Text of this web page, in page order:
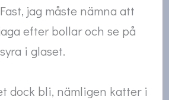
jag måste nämna att
efter bollar och se på
i glaset.
dock bli, nämligen katter i